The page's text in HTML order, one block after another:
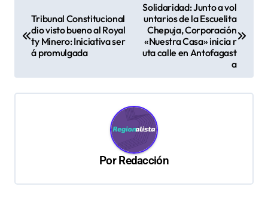
g
n
Tribunal Constitucional
dio visto bueno al Royal
ty Minero: Iniciativa ser
á promulgada
Solidaridad: Junto a vol
untarios de la Escuelita
Chepuja, Corporación
«Nuestra Casa» inicia r
uta calle en Antofagast
a
PorRedacción